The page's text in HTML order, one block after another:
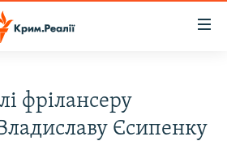
фрілансеру
Єсипенку